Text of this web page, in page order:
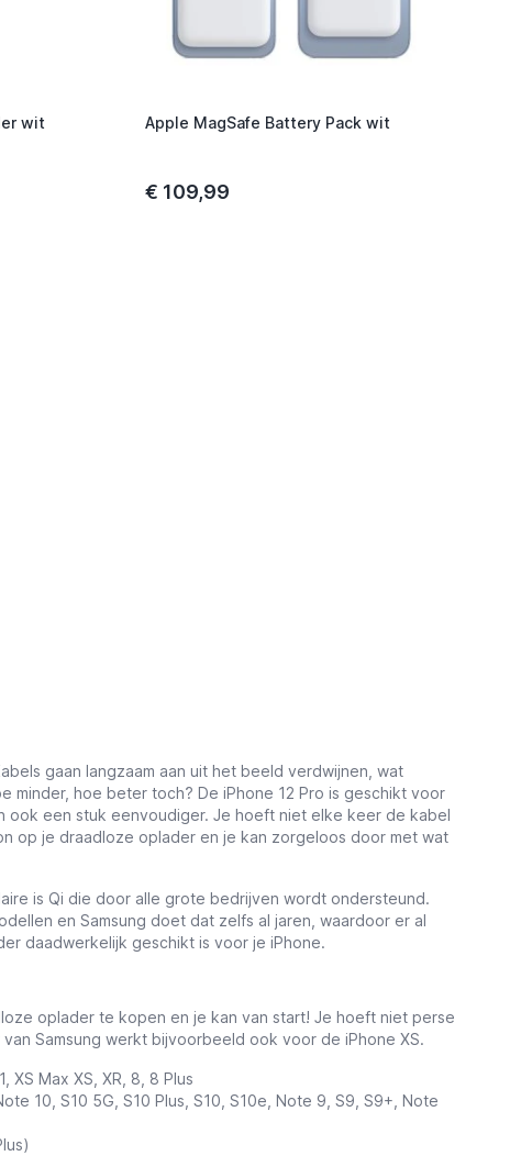
wit Apple MagSafe Battery Pack wit
€ 109,99
gaan langzaam aan uit het beeld verdwijnen, wat
minder, hoe beter toch? De iPhone 12 Pro is geschikt voor
ook een stuk eenvoudiger. Je hoeft niet elke keer de kabel
op je draadloze oplader en je kan zorgeloos door met wat
is Qi die door alle grote bedrijven wordt ondersteund.
en Samsung doet dat zelfs al jaren, waardoor er al
daadwerkelijk geschikt is voor je iPhone.
oplader te kopen en je kan van start! Je hoeft niet perse
Samsung werkt bijvoorbeeld ook voor de iPhone XS.
XS Max XS, XR, 8, 8 Plus
10, S10 5G, S10 Plus, S10, S10e, Note 9, S9, S9+, Note